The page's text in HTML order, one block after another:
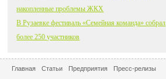
накопленные проблемы ЖКХ
В Рузаевке фестиваль «Семейная команда» собрал
более 250 участников
Главная Статьи Предприятия Пресс-релизы